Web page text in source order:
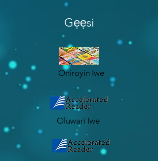
Gẹẹsi
Oniroyin Iwe
Oluwari Iwe